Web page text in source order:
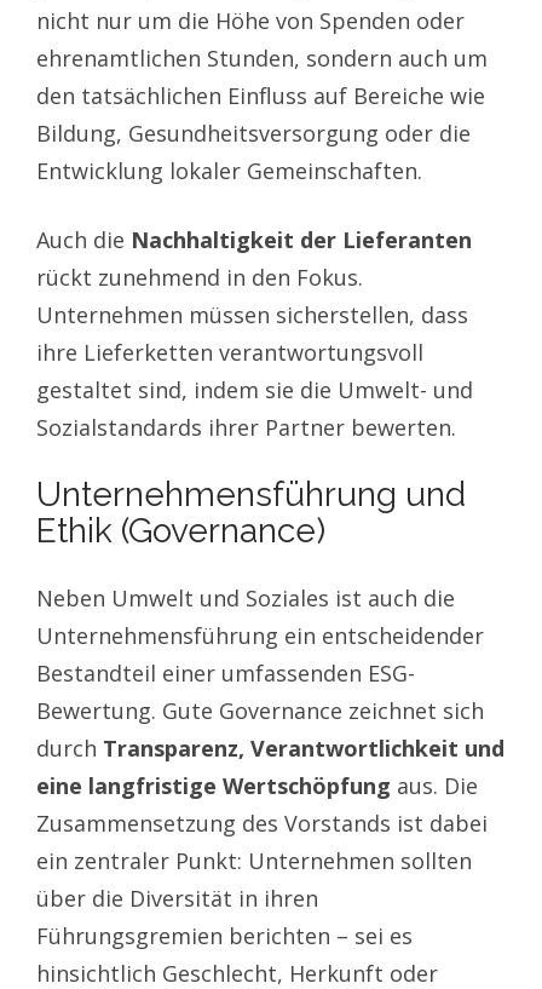
nicht nur um die Höhe von Spenden oder
ehrenamtlichen Stunden, sondern auch um
den tatsächlichen Einfluss auf Bereiche wie
Bildung, Gesundheitsversorgung oder die
Entwicklung lokaler Gemeinschaften.
Auch die Nachhaltigkeit der Lieferanten
rückt zunehmend in den Fokus.
Unternehmen müssen sicherstellen, dass
ihre Lieferketten verantwortungsvoll
gestaltet sind, indem sie die Umwelt- und
Sozialstandards ihrer Partner bewerten.
Unternehmensführung und
Ethik (Governance)
Neben Umwelt und Soziales ist auch die
Unternehmensführung ein entscheidender
Bestandteil einer umfassenden ESG-
Bewertung. Gute Governance zeichnet sich
durch Transparenz, Verantwortlichkeit und
eine langfristige Wertschöpfung aus. Die
Zusammensetzung des Vorstands ist dabei
ein zentraler Punkt: Unternehmen sollten
über die Diversität in ihren
Führungsgremien berichten – sei es
hinsichtlich Geschlecht, Herkunft oder